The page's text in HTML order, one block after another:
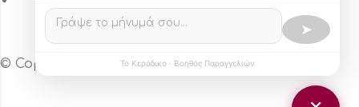
© Copyright 2024 – Το κεράδικο
➤
Το Κεράδικο · Βοηθός Παραγγελιών